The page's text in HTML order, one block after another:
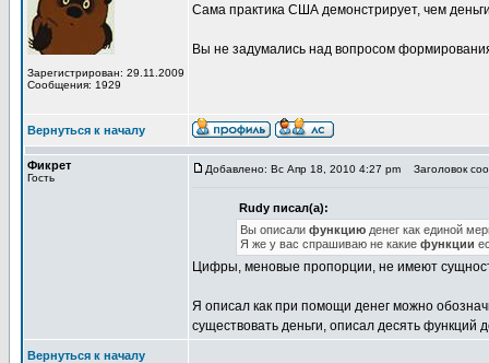
Зарегистрирован: 29.11.2009
Сообщения: 1929
Сама практика США демонстрирует, чем
Вы не задумались над вопросом
Вернуться к началу
Фикрет
Гость
Добавлено: Вс Апр 18, 2010 4:27 pm Заголовок
Rudy писал(а):
Вы описали функцию денег как единой
Я же у вас спрашиваю не какие функции
Цифры, меновые пропорции, не имеют
Я описал как при помощи денег можно
существовать деньги, описал десять функций
Вернуться к началу